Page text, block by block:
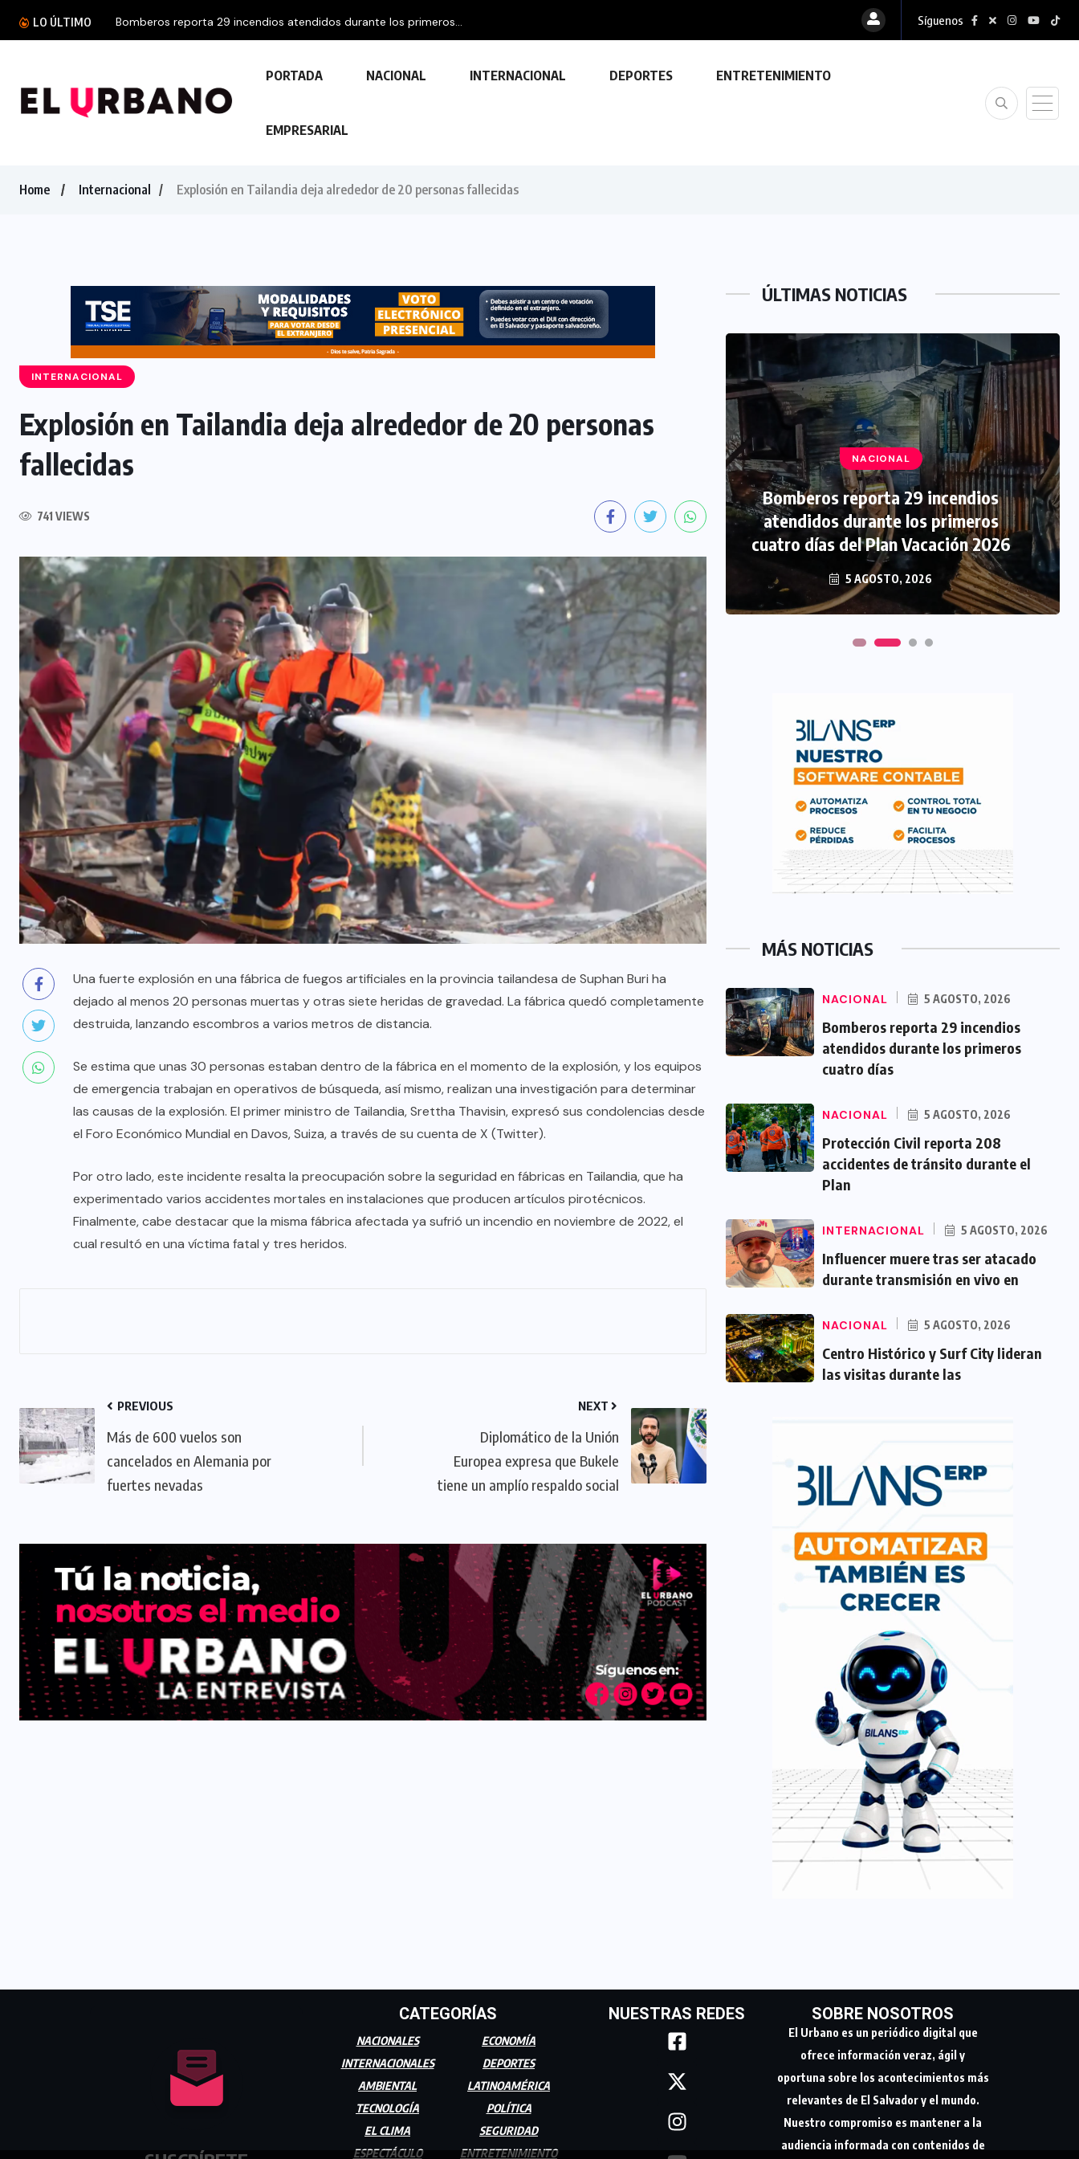
LO ÚLTIMO Bomberos reporta 29 incendios atendidos durante los primeros... Síguenos
PORTADA NACIONAL INTERNACIONAL DEPORTES ENTRETENIMIENTO
EMPRESARIAL
Home Internacional Explosión en Tailandia deja alrededor de 20 personas fallecidas
INTERNACIONAL
Explosión en Tailandia deja alrededor de 20 personas
fallecidas
741 VIEWS
Una fuerte explosión en una fábrica de fuegos artificiales en la provincia tailandesa de Suphan Buri ha
dejado al menos 20 personas muertas y otras siete heridas de gravedad. La fábrica quedó completamente
destruida, lanzando escombros a varios metros de distancia.
Se estima que unas 30 personas estaban dentro de la fábrica en el momento de la explosión, y los equipos
de emergencia trabajan en operativos de búsqueda, así mismo, realizan una investigación para determinar
las causas de la explosión. El primer ministro de Tailandia, Srettha Thavisin, expresó sus condolencias desde
el Foro Económico Mundial en Davos, Suiza, a través de su cuenta de X (Twitter).
Por otro lado, este incidente resalta la preocupación sobre la seguridad en fábricas en Tailandia, que ha
experimentado varios accidentes mortales en instalaciones que producen artículos pirotécnicos.
Finalmente, cabe destacar que la misma fábrica afectada ya sufrió un incendio en noviembre de 2022, el
cual resultó en una víctima fatal y tres heridos.
PREVIOUS
Más de 600 vuelos son
cancelados en Alemania por
fuertes nevadas
NEXT
Diplomático de la Unión
Europea expresa que Bukele
tiene un amplío respaldo social
ÚLTIMAS NOTICIAS
5 AGOSTO, 2026
23 FEBRERO, 2024
NACIONAL
Bomberos reporta 29 incendios
atendidos durante los primeros
cuatro días del Plan Vacación 2026
5 AGOSTO, 2026
MÁS NOTICIAS
NACIONAL 5 AGOSTO, 2026
Bomberos reporta 29 incendios
atendidos durante los primeros
cuatro días
NACIONAL 5 AGOSTO, 2026
Protección Civil reporta 208
accidentes de tránsito durante el
Plan
INTERNACIONAL 5 AGOSTO, 2026
Influencer muere tras ser atacado
durante transmisión en vivo en
NACIONAL 5 AGOSTO, 2026
Centro Histórico y Surf City lideran
las visitas durante las
CATEGORÍAS
NACIONALES
INTERNACIONALES
AMBIENTAL
TECNOLOGÍA
EL CLIMA
ESPECTÁCULO
ECONOMÍA
DEPORTES
LATINOAMÉRICA
POLÍTICA
SEGURIDAD
ENTRETENIMIENTO
NUESTRAS REDES SOBRE NOSOTROS
El Urbano es un periódico digital que
ofrece información veraz, ágil y
oportuna sobre los acontecimientos más
relevantes de El Salvador y el mundo.
Nuestro compromiso es mantener a la
audiencia informada con contenidos de